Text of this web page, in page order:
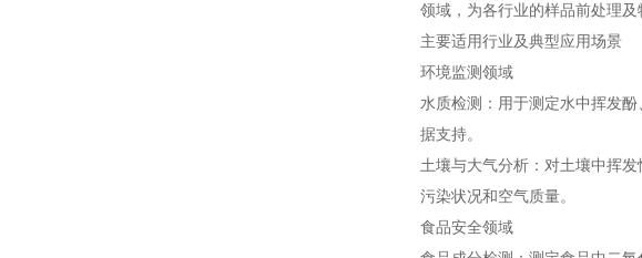
领域，为各行业的样品前处理及
主要适用行业及典型应用场景
环境监测领域
水质检测：用于测定水中挥发
据支持。
土壤与大气分析：对土壤中挥
污染状况和空气质量。
食品安全领域